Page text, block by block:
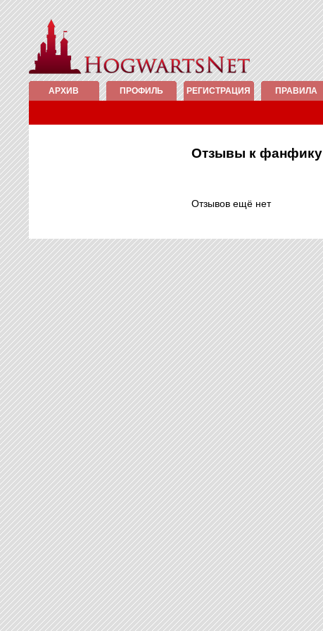
АРХИВ ПРОФИЛЬ РЕГИСТРАЦИЯ ПРАВИЛА
Отзывы к фанфику
Отзывов ещё нет